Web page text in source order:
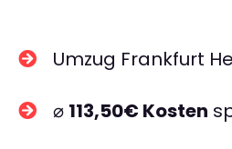
Umzug Frankfurt
⌀ 113,50€ Kosten